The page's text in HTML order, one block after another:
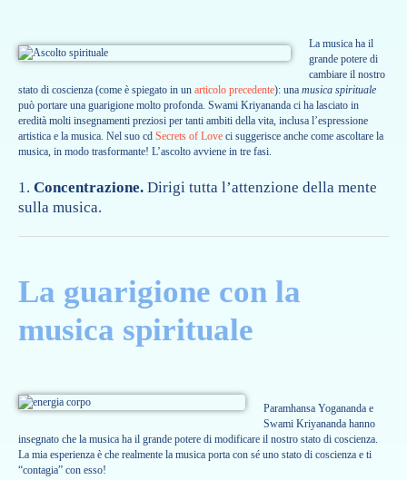
La musica ha il
grande potere di
cambiare il nostro
stato di coscienza (come è spiegato in un articolo precedente): una musica spirituale
può portare una guarigione molto profonda. Swami Kriyananda ci ha lasciato in
eredità molti insegnamenti preziosi per tanti ambiti della vita, inclusa l’espressione
artistica e la musica. Nel suo cd Secrets of Love ci suggerisce anche come ascoltare la
musica, in modo trasformante! L’ascolto avviene in tre fasi.
Concentrazione. Dirigi tutta l’attenzione della mente
sulla musica.
La guarigione con la
musica spirituale
Paramhansa Yogananda e
Swami Kriyananda hanno
insegnato che la musica ha il grande potere di modificare il nostro stato di coscienza.
La mia esperienza è che realmente la musica porta con sé uno stato di coscienza e ti
“contagia” con esso!